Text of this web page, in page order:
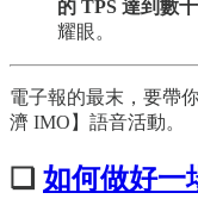
的 TPS 達到數
耀眼。
電子報的最末，要帶
濟 IMO】語音活動。
❏ 如何做好一